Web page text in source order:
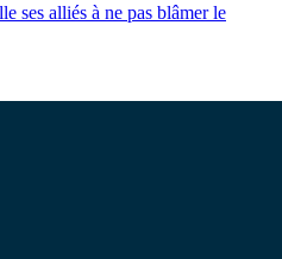
ses alliés à ne pas blâmer le